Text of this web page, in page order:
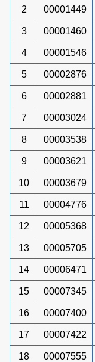
2 00001449
3 00001460
4 00001546
5 00002876
6 00002881
7 00003024
8 00003538
9 00003621
10 00003679
11 00004776
12 00005368
13 00005705
14 00006471
15 00007345
16 00007400
17 00007422
18 00007555